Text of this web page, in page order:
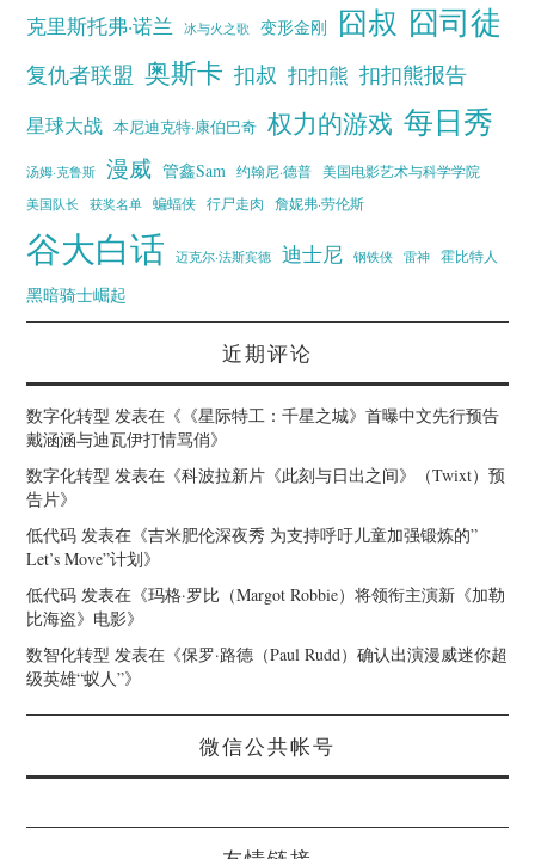
克里斯托弗·诺兰 冰与火之歌 变形金刚 囧叔 囧司徒
复仇者联盟 奥斯卡 扣叔 扣扣熊 扣扣熊报告
星球大战 本尼迪克特·康伯巴奇 权力的游戏 每日秀
汤姆·克鲁斯 漫威 管鑫Sam 约翰尼·德普
美国电影艺术与科学学院
美国队长
获奖名单 蝙蝠侠 行尸走肉 詹妮弗·劳伦斯
谷大白话 迈克尔·法斯宾德 迪士尼 钢铁侠 雷神 霍比特人
黑暗骑士崛起
近期评论
数字化转型 发表在《 《星际特工：千星之城》首曝中文先行预告
戴涵涵与迪瓦伊打情骂俏》
数字化转型 发表在《科波拉新片《此刻与日出之间》（Twixt）预
告片》
低代码 发表在《吉米肥伦深夜秀 为支持呼吁儿童加强锻炼的”
Let’s Move”计划》
低代码 发表在《玛格·罗比（Margot Robbie）将领衔主演新《加勒
比海盗》电影》
数智化转型 发表在《保罗·路德（Paul Rudd）确认出演漫威迷你超
级英雄“蚁人”》
微信公共帐号